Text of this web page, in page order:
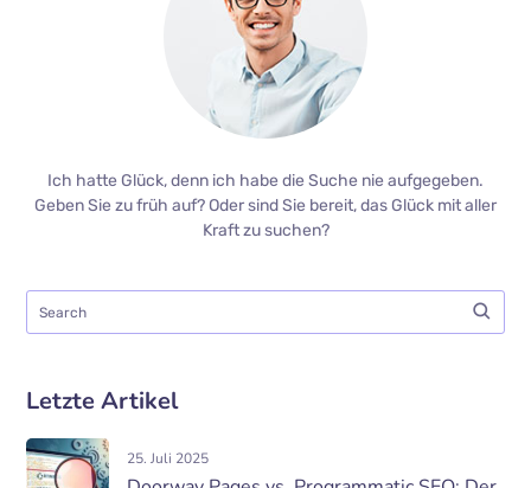
Ich hatte Glück, denn ich habe die Suche nie aufgegeben.
Geben Sie zu früh auf? Oder sind Sie bereit, das Glück mit aller
Kraft zu suchen?
Letzte Artikel
25. Juli 2025